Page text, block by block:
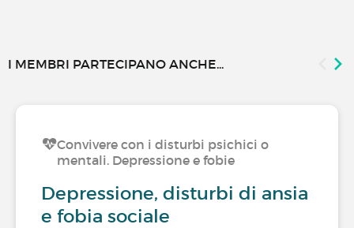
I MEMBRI PARTECIPANO ANCHE...
Convivere con i disturbi psichici o
mentali. Depressione e fobie
Depressione, disturbi di ansia
e fobia sociale